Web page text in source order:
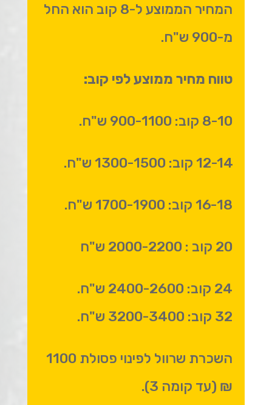
המחיר הממוצע ל-8 קוב הוא החל
מ-900 ש"ח.
טווח מחיר ממוצע לפי קוב:
8-10 קוב: 900-1100 ש"ח.
12-14 קוב: 1300-1500 ש"ח.
16-18 קוב: 1700-1900 ש"ח.
20 קוב : 2000-2200 ש"ח
24 קוב: 2400-2600 ש"ח.
32 קוב: 3200-3400 ש"ח.
השכרת שרוול לפינוי פסולת 1100
₪ (עד קומה 3).